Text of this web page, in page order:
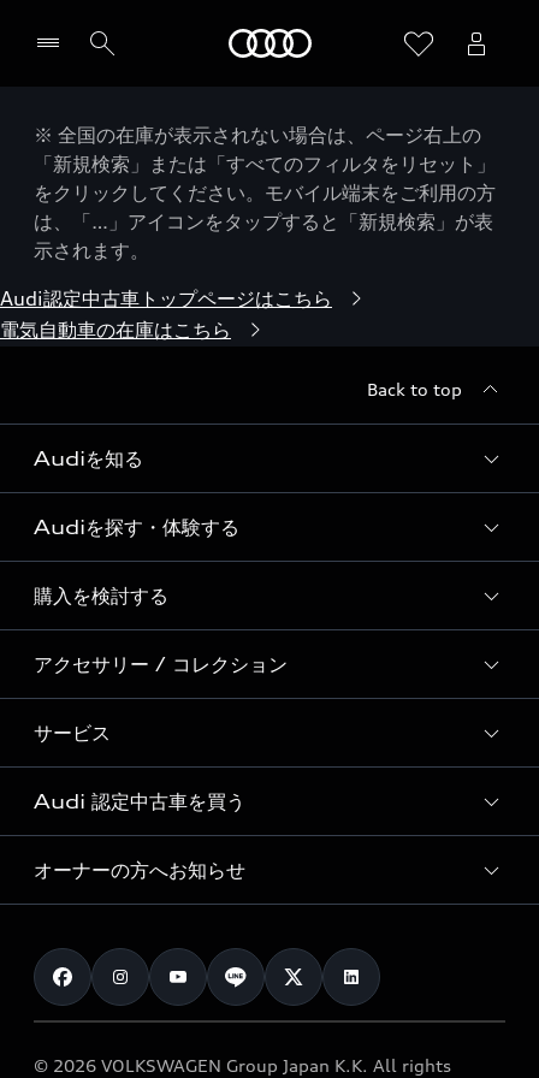
※ 全国の在庫が表示されない場合は、ページ右上の
「新規検索」または「すべてのフィルタをリセット」
をクリックしてください。モバイル端末をご利用の方
は、「…」アイコンをタップすると「新規検索」が表
示されます。
Audi認定中古車トップページはこちら
電気自動車の在庫はこちら
Back to top
Audiを知る
Audi ブランド
Story of Progress
Audi Sport
Formula 1®
デジタルサービス
Audiを探す・体験する
ディーラー検索
新車在庫検索
試乗車・展示車検索
見積り依頼
試乗予約
購入を検討する
モデル一覧
特別仕様モデル / 限定モデル
e-tronラインアップ
価格シミュレーション
車両比較
カタログ一覧
アクセサリー / コレクション
純正アクセサリー
オンラインショップ
Audi collection
アウディナビアプリ
サービス
サービス入庫予約
サービスプログラム
メンテナンス
車検 / 定期点検
e-tronアフターサポート
Audi 認定中古車を買う
Audi認定中古車
クオリティ
保証
メンテナンス
オーナーの方へお知らせ
お知らせ
オーナー様向けキャンペーン
© 2026 VOLKSWAGEN Group Japan K.K. All rights